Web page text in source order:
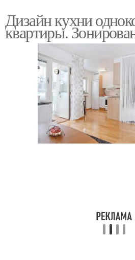
Кухни в однокомнатной
квартире
Оформление в светлых
тонах
Дизайн кухни
квартиры.